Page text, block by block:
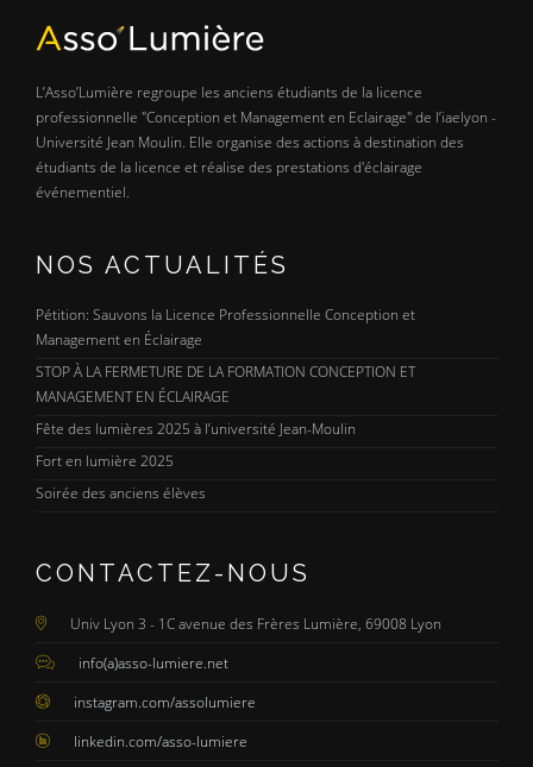
L’Asso’Lumière regroupe les anciens étudiants de la licence
professionnelle "Conception et Management en Eclairage" de l’iaelyon -
Université Jean Moulin. Elle organise des actions à destination des
étudiants de la licence et réalise des prestations d'éclairage
événementiel.
NOS ACTUALITÉS
Pétition: Sauvons la Licence Professionnelle Conception et
Management en Éclairage
STOP À LA FERMETURE DE LA FORMATION CONCEPTION ET
MANAGEMENT EN ÉCLAIRAGE
Fête des lumières 2025 à l’université Jean-Moulin
Fort en lumière 2025
Soirée des anciens élèves
CONTACTEZ-NOUS
Univ Lyon 3 - 1C avenue des Frères Lumière, 69008 Lyon
info(a)asso-lumiere.net
instagram.com/assolumiere
linkedin.com/asso-lumiere